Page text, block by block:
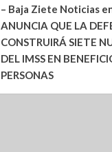
– Baja Ziete Noticias
ANUNCIA QUE LA
CONSTRUIRÁ SIETE
DEL IMSS EN
PERSONAS